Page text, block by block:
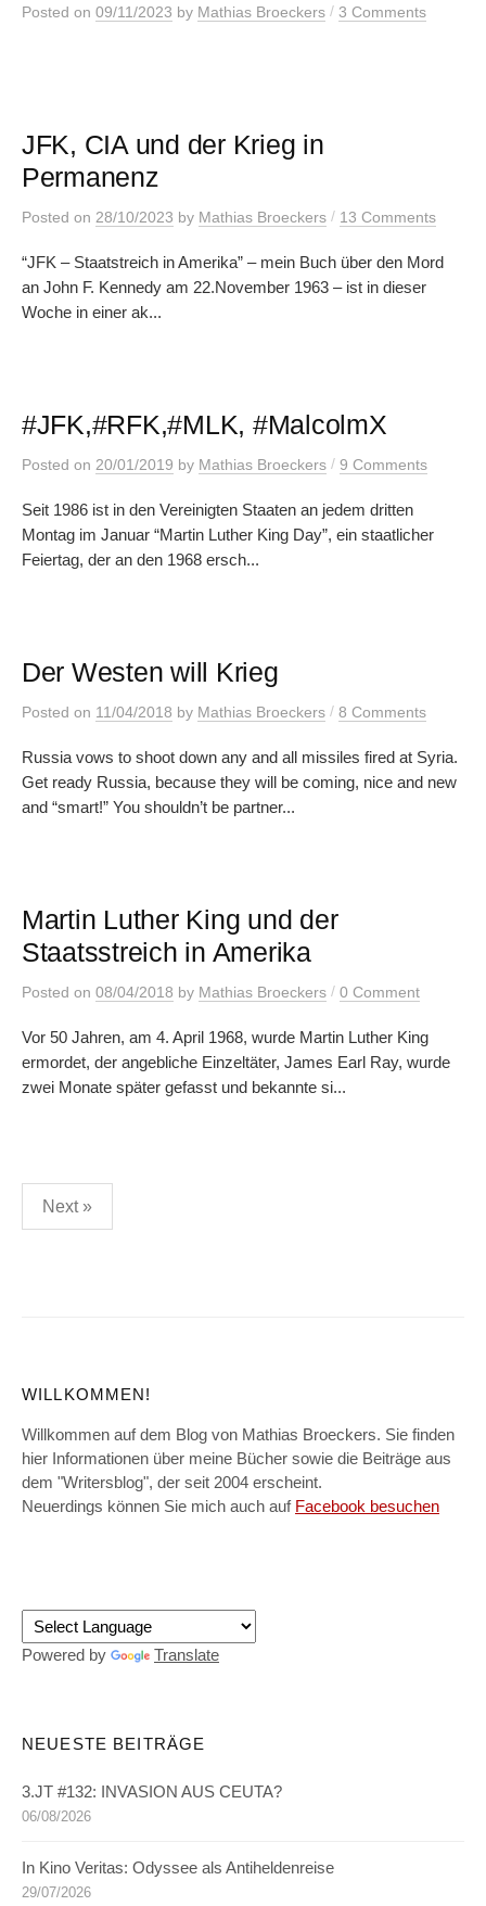
Posted on 09/11/2023 by Mathias Broeckers / 3 Comments
JFK, CIA und der Krieg in
Permanenz
Posted on 28/10/2023 by Mathias Broeckers / 13 Comments
“JFK – Staatstreich in Amerika” – mein Buch über den Mord
an John F. Kennedy am 22.November 1963 – ist in dieser
Woche in einer ak...
#JFK,#RFK,#MLK, #MalcolmX
Posted on 20/01/2019 by Mathias Broeckers / 9 Comments
Seit 1986 ist in den Vereinigten Staaten an jedem dritten
Montag im Januar “Martin Luther King Day”, ein staatlicher
Feiertag, der an den 1968 ersch...
Der Westen will Krieg
Posted on 11/04/2018 by Mathias Broeckers / 8 Comments
Russia vows to shoot down any and all missiles fired at Syria.
Get ready Russia, because they will be coming, nice and new
and “smart!” You shouldn’t be partner...
Martin Luther King und der
Staatsstreich in Amerika
Posted on 08/04/2018 by Mathias Broeckers / 0 Comment
Vor 50 Jahren, am 4. April 1968, wurde Martin Luther King
ermordet, der angebliche Einzeltäter, James Earl Ray, wurde
zwei Monate später gefasst und bekannte si...
Posts
pagination
Next »
WILLKOMMEN!
Willkommen auf dem Blog von Mathias Broeckers. Sie finden
hier Informationen über meine Bücher sowie die Beiträge aus
dem "Writersblog", der seit 2004 erscheint.
Neuerdings können Sie mich auch auf Facebook besuchen
Powered by Translate
NEUESTE BEITRÄGE
3.JT #132: INVASION AUS CEUTA?
06/08/2026
In Kino Veritas: Odyssee als Antiheldenreise
29/07/2026